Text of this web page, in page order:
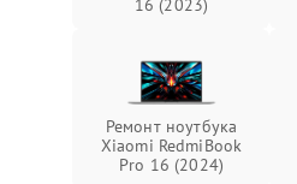
16 (2023)
Ремонт ноутбука
Xiaomi RedmiBook
Pro 16 (2024)